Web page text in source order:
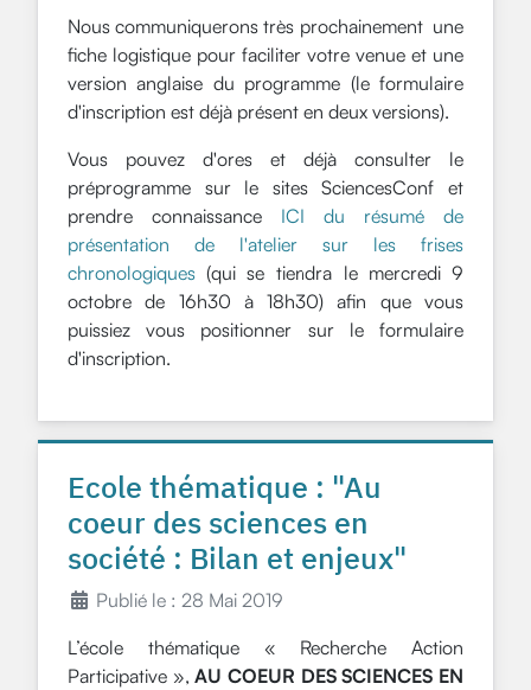
Nous communiquerons très prochainement une
fiche logistique pour faciliter votre venue et une
version anglaise du programme (le formulaire
d'inscription est déjà présent en deux versions).
Vous pouvez d'ores et déjà consulter le
préprogramme sur le sites SciencesConf et
prendre connaissance ICI du résumé de
présentation de l'atelier sur les frises
chronologiques (qui se tiendra le mercredi 9
octobre de 16h30 à 18h30) afin que vous
puissiez vous positionner sur le formulaire
d'inscription.
Ecole thématique : "Au
coeur des sciences en
société : Bilan et enjeux"
Publié le : 28 Mai 2019
L’école thématique « Recherche Action
Participative »,AU COEUR DES SCIENCES EN